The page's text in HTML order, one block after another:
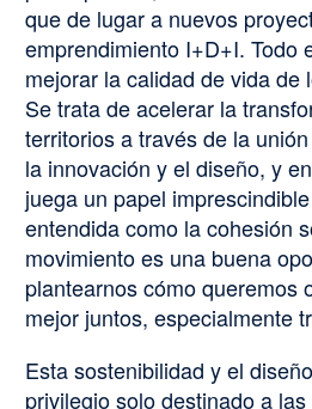
que de lugar a nuevos
emprendimiento I+D+I. Todo
mejorar la calidad de vida de
Se trata de acelerar la
territorios a través de la
la innovación y el diseño, y
juega un papel
entendida como la cohesión
movimiento es una buena
plantearnos cómo queremos
mejor juntos, especialmente
Esta sostenibilidad y el
privilegio solo destinado a